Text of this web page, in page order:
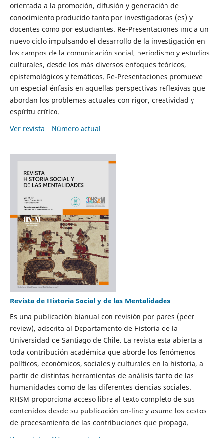
orientada a la promoción, difusión y generación de
conocimiento producido tanto por investigadoras (es) y
docentes como por estudiantes. Re-Presentaciones inicia un
nuevo ciclo impulsando el desarrollo de la investigación en
los campos de la comunicación social, periodismo y estudios
culturales, desde los más diversos enfoques teóricos,
epistemológicos y temáticos. Re-Presentaciones promueve
un especial énfasis en aquellas perspectivas reflexivas que
abordan los problemas actuales con rigor, creatividad y
espíritu crítico.
Ver revista
Número actual
Revista de Historia Social y de las Mentalidades
Es una publicación bianual con revisión por pares (peer
review), adscrita al Departamento de Historia de la
Universidad de Santiago de Chile. La revista esta abierta a
toda contribución académica que aborde los fenómenos
políticos, económicos, sociales y culturales en la historia, a
partir de distintas herramientas de análisis tanto de las
humanidades como de las diferentes ciencias sociales.
RHSM proporciona acceso libre al texto completo de sus
contenidos desde su publicación on-line y asume los costos
de procesamiento de las contribuciones que propaga.